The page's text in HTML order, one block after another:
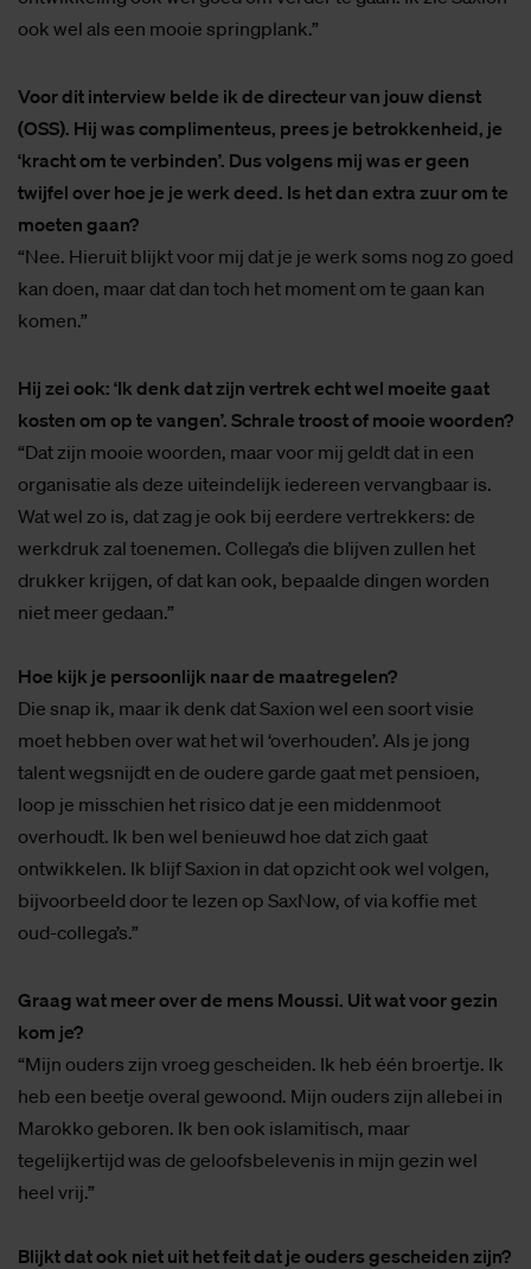
ook wel als een mooie springplank.”
Voor dit interview belde ik de directeur van jouw dienst
(OSS). Hij was complimenteus, prees je betrokkenheid, je
‘kracht om te verbinden’. Dus volgens mij was er geen
twijfel over hoe je je werk deed. Is het dan extra zuur om te
moeten gaan?
“Nee. Hieruit blijkt voor mij dat je je werk soms nog zo goed
kan doen, maar dat dan toch het moment om te gaan kan
komen.”
Hij zei ook: ‘Ik denk dat zijn vertrek echt wel moeite gaat
kosten om op te vangen’. Schrale troost of mooie woorden?
“Dat zijn mooie woorden, maar voor mij geldt dat in een
organisatie als deze uiteindelijk iedereen vervangbaar is.
Wat wel zo is, dat zag je ook bij eerdere vertrekkers: de
werkdruk zal toenemen. Collega’s die blijven zullen het
drukker krijgen, of dat kan ook, bepaalde dingen worden
niet meer gedaan.”
Hoe kijk je persoonlijk naar de maatregelen?
Die snap ik, maar ik denk dat Saxion wel een soort visie
moet hebben over wat het wil ‘overhouden’. Als je jong
talent wegsnijdt en de oudere garde gaat met pensioen,
loop je misschien het risico dat je een middenmoot
overhoudt. Ik ben wel benieuwd hoe dat zich gaat
ontwikkelen. Ik blijf Saxion in dat opzicht ook wel volgen,
bijvoorbeeld door te lezen op SaxNow, of via koffie met
oud-collega’s.”
Graag wat meer over de mens Moussi. Uit wat voor gezin
kom je?
“Mijn ouders zijn vroeg gescheiden. Ik heb één broertje. Ik
heb een beetje overal gewoond. Mijn ouders zijn allebei in
Marokko geboren. Ik ben ook islamitisch, maar
tegelijkertijd was de geloofsbelevenis in mijn gezin wel
heel vrij.”
Blijkt dat ook niet uit het feit dat je ouders gescheiden zijn?